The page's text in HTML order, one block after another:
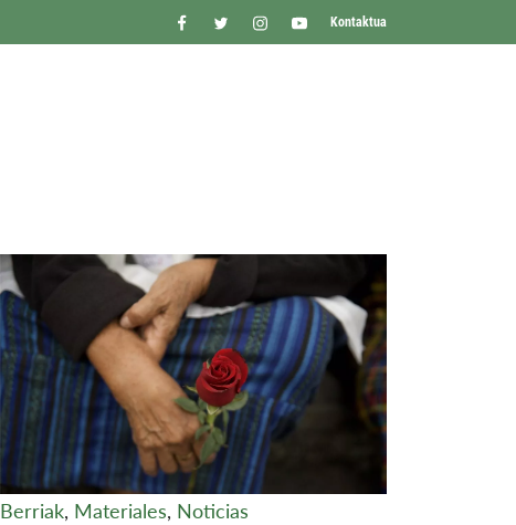
Kontaktua
Berriak, Materiales, Noticias